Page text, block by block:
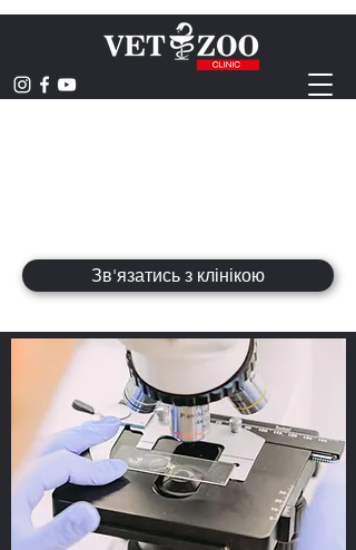
Зв'язатись з клінікою